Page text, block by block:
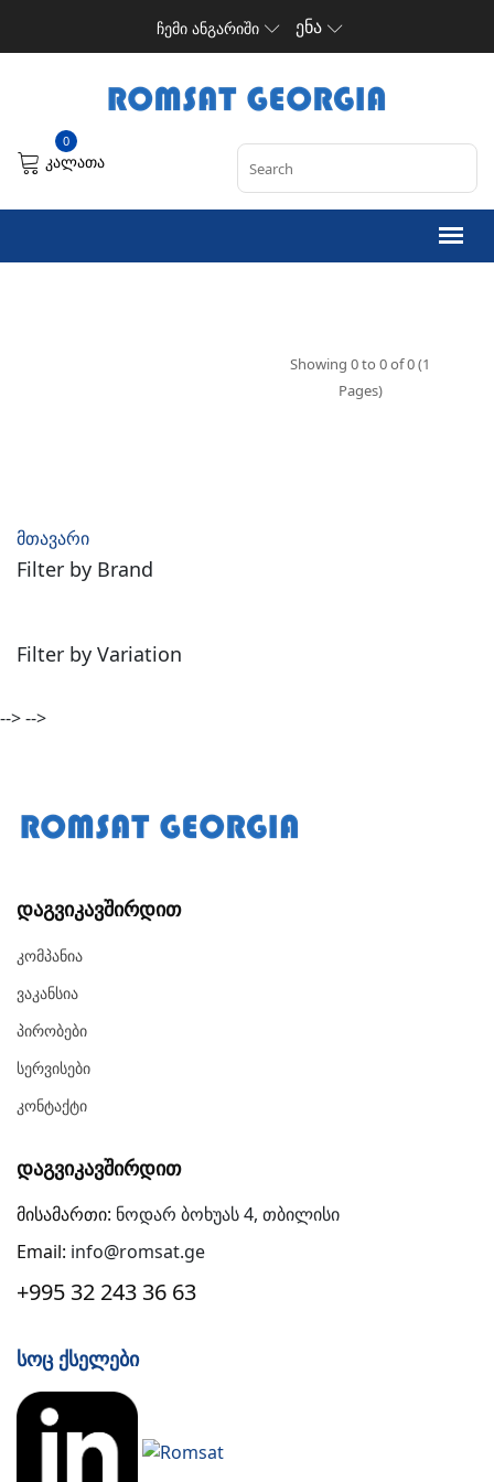
ჩემი ანგარიში ენა
0
კალათა
მთავარი
Filter by Brand
Filter by Variation
Showing 0 to 0 of 0 (1
Pages)
-->-->
Დაგვიკავშირდით
Კომპანია
Ვაკანსია
Პირობები
Სერვისები
Კონტაქტი
Დაგვიკავშირდით
მისამართი: ნოდარ ბოხუას 4, თბილისი
Email: info@romsat.ge
+995 32 243 36 63
Სოც Ქსელები